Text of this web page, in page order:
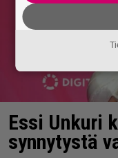
Essi Unkuri
synnytystä